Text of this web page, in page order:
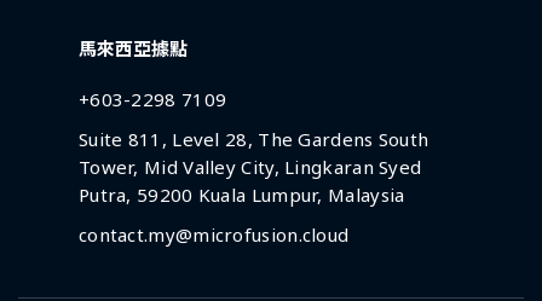
馬來西亞據點
+603-2298 7109
Suite 811, Level 28, The Gardens South
Tower, Mid Valley City, Lingkaran Syed
Putra, 59200 Kuala Lumpur, Malaysia
contact.my@microfusion.cloud